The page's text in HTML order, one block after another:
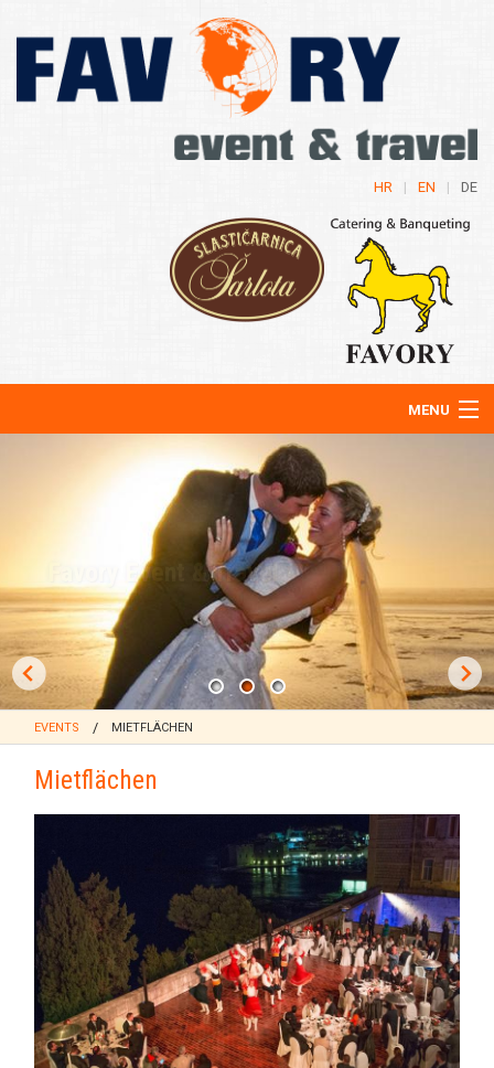
HR | EN | DE
MENU
Flugtickets und Transfers
Kongresse
Hochzeiten
Events
Favory Event & Travel
EVENTS MIETFLÄCHEN
Mietflächen